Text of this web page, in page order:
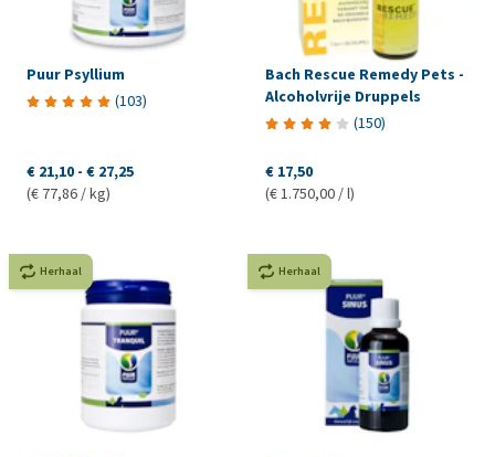
Puur Psyllium
(103)
€ 21,10 - € 27,25
(€ 77,86 / kg)
Bach Rescue Remedy Pets -
Alcoholvrije Druppels
(150)
€ 17,50
(€ 1.750,00 / l)
Herhaal Herhaal